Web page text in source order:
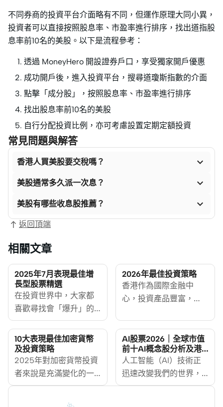
不同券商的投資平台介面略有不同，但運作原理大同小異，
投資者可以直接按照股息率、市盈率進行排序，找出道指股
息率前10名的美股。以下是流程參考：
透過 MoneyHero 開設證券戶口，享受獨家開戶優惠
成功開戶後，進入投資平台，搜尋道瓊斯指數的介面
點擊「成分股」，按照股息率、市盈率進行排序
找出股息率前10名的美股
自行分配投資比例，亦可考慮設置定期定額投資
常見問題與解答
香港人買美股要交稅嗎？ 
美股通常多久派一次息？ 
美股有哪些收息股推薦？ 
返回頂端
相關文章
2025年7月表現最佳增
長型股票精選
在投資世界中，大家都
喜歡尋找會「爆升」的
股票，也就是我們常說
的「增長股」或「成長
股」。這些公司的特點
是發展速度快，有潛力
為你帶來豐厚的回報。
在 2025 年 7 月，市場
2026年最佳投資策略
香港作為國際金融中
心，投資產品豐富，
道答案，但投資者更應
該問自己：「投資什麼
最適合我？」最適合的
投資取決於投資目標和
風險承受能力等因素。
10大表現最佳加密貨幣
及投資策略
2025年對加密貨幣投資
者來說是充滿變化的一
年。比特幣於2024年12
AI股票2026｜全球市值
前十AI概念股分析及港
股AI龍頭完整指南
人工智能（AI）技術正
迅速改變我們的世界，
從醫療保健到金融投